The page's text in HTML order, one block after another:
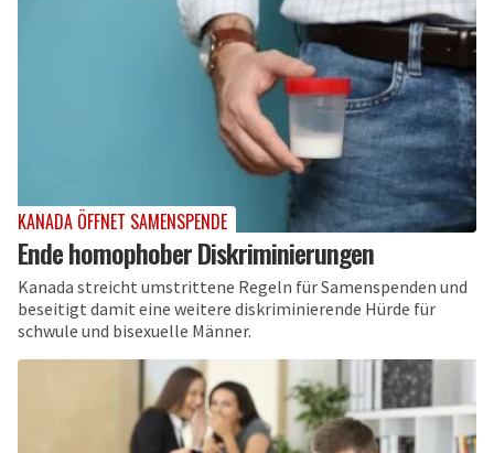
KANADA ÖFFNET SAMENSPENDE
Ende homophober Diskriminierungen
Kanada streicht umstrittene Regeln für Samenspenden und
beseitigt damit eine weitere diskriminierende Hürde für
schwule und bisexuelle Männer.